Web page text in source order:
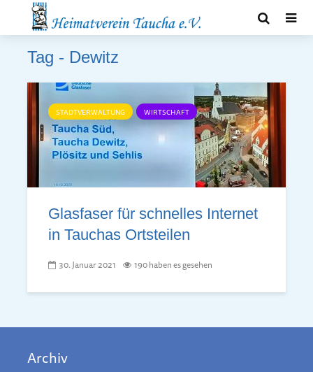
Tag - Dewitz
STADTVERWALTUNG WIRTSCHAFT
Glasfaser für schnelles Internet
in Tauchas Ortsteilen
30. Januar 2021 190 haben es gesehen
Archiv